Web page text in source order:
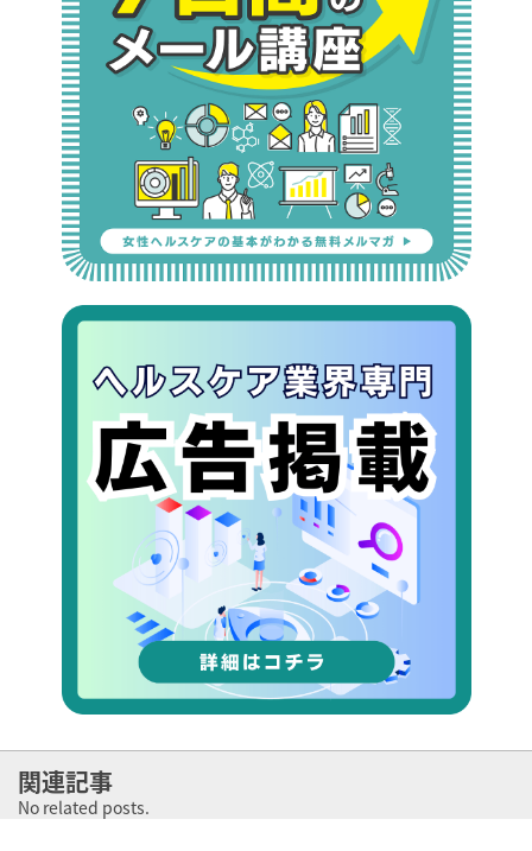
関連記事
No related posts.